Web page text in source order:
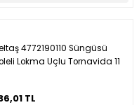
4772190110 Süngüsü
Lokma Uçlu Tornavida 11
TL